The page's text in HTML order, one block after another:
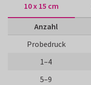
10 x 15 cm
Anzahl
Probedruck
1–4
5–9